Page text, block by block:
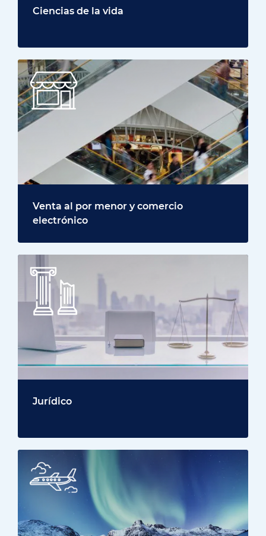
Ciencias de la vida
Venta al por menor y comercio
electrónico
Jurídico